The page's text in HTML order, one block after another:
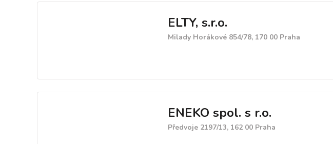
ELTY, s.r.o.
Milady Horákové 854/78, 170 00 Praha
ENEKO spol. s r.o.
Předvoje 2197/13, 162 00 Praha